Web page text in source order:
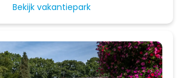
Bekijk vakantiepark